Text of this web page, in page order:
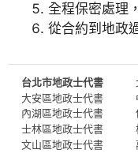
全程保密處理
從合約到地政
台北市地政士代書
大安區地政士代書
內湖區地政士代書
士林區地政士代書
文山區地政士代書